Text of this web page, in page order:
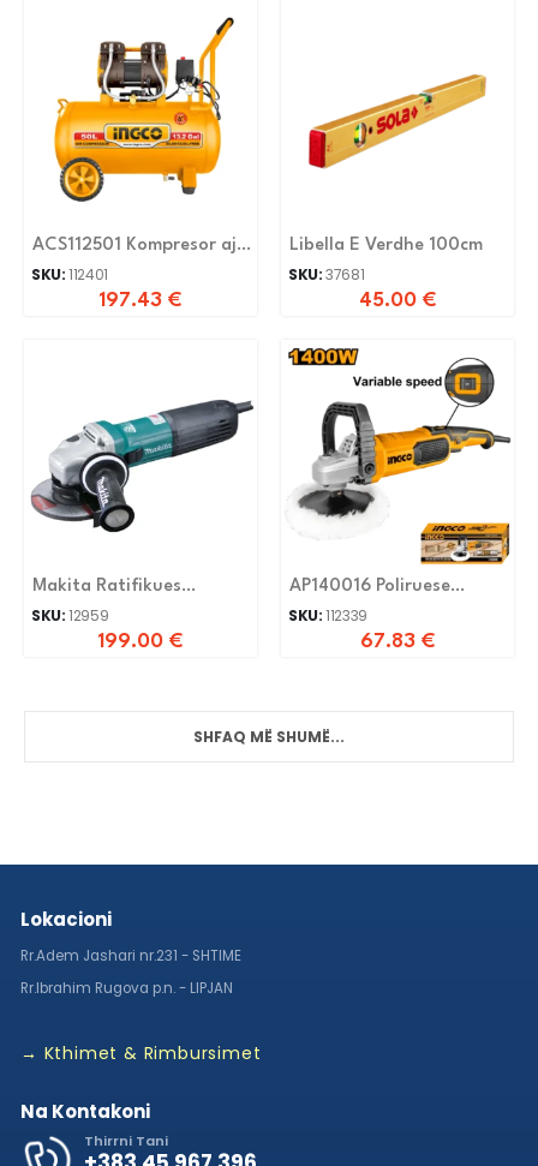
ACS112501 Kompresor ajri
50L
SKU:112401
197.43 €
Libella E Verdhe 100cm
SKU:37681
45.00 €
Makita Ratifikues
GA5040C
SKU:12959
199.00 €
AP140016 Poliruese
elektrike 1400W 180mm
SKU:112339
67.83 €
SHFAQ MË SHUMË...
Lokacioni
Rr.Adem Jashari nr.231 - SHTIME
Rr.Ibrahim Rugova p.n. - LIPJAN
→ Kthimet & Rimbursimet
Na Kontakoni
Thirrni Tani